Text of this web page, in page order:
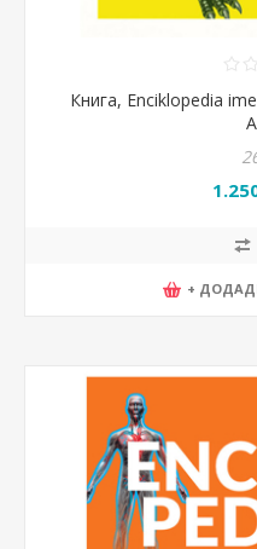
Книга, Enciklopedia
+